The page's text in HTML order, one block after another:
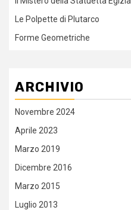
Le Polpette di Plutarco
Forme Geometriche
ARCHIVIO
Novembre 2024
Aprile 2023
Marzo 2019
Dicembre 2016
Marzo 2015
Luglio 2013